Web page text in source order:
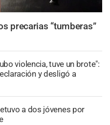
precarias “tumberas”
violencia, tuve un brote":
y desligó a
a dos jóvenes por